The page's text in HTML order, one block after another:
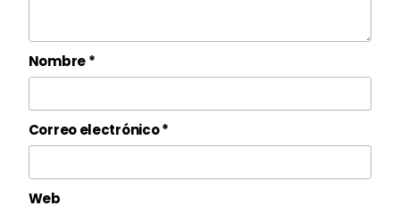
Nombre*
Correo electrónico*
Web